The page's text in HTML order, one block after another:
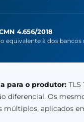
4.656/2018
equivalente à dos
para o produtor: TLS
diferencial. Os
múltiplos, aplicados